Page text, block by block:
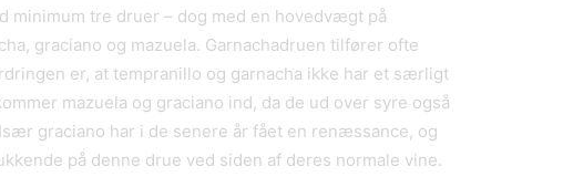
minimum tre druer – dog med en hovedvægt på
graciano og mazuela. Garnachadruen tilfører ofte
er, at tempranillo og garnacha ikke har et særligt
mazuela og graciano ind, da de ud over syre også
graciano har i de senere år fået en renæssance, og
på denne drue ved siden af deres normale vine.